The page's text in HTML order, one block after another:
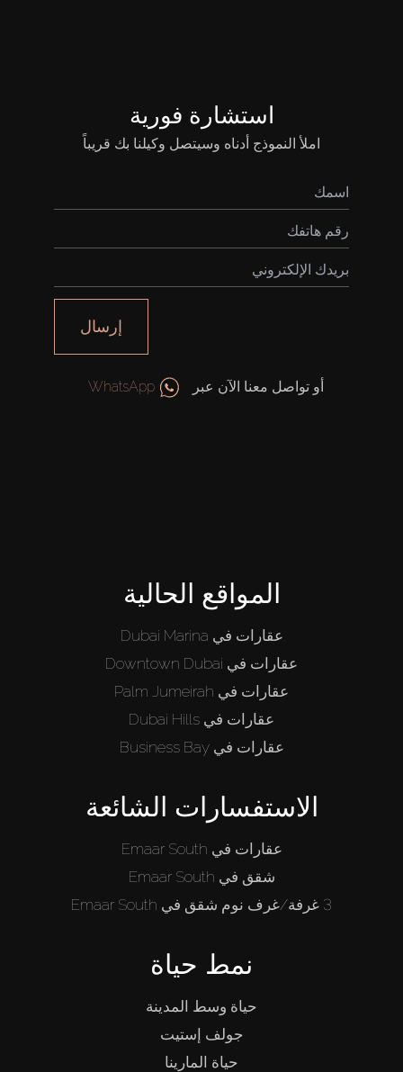
استشارة فورية
املأ النموذج أدناه وسيتصل وكيلنا بك قريباً
إرسال
أو تواصل معنا الآن عبر WhatsApp
المواقع الحالية
عقارات في Dubai Marina
عقارات في Downtown Dubai
عقارات في Palm Jumeirah
عقارات في Dubai Hills
عقارات في Business Bay
الاستفسارات الشائعة
عقارات في Emaar South
شقق في Emaar South
3 غرفة/غرف نوم شقق في Emaar South
نمط حياة
حياة وسط المدينة
جولف إستيت
حياة المارينا